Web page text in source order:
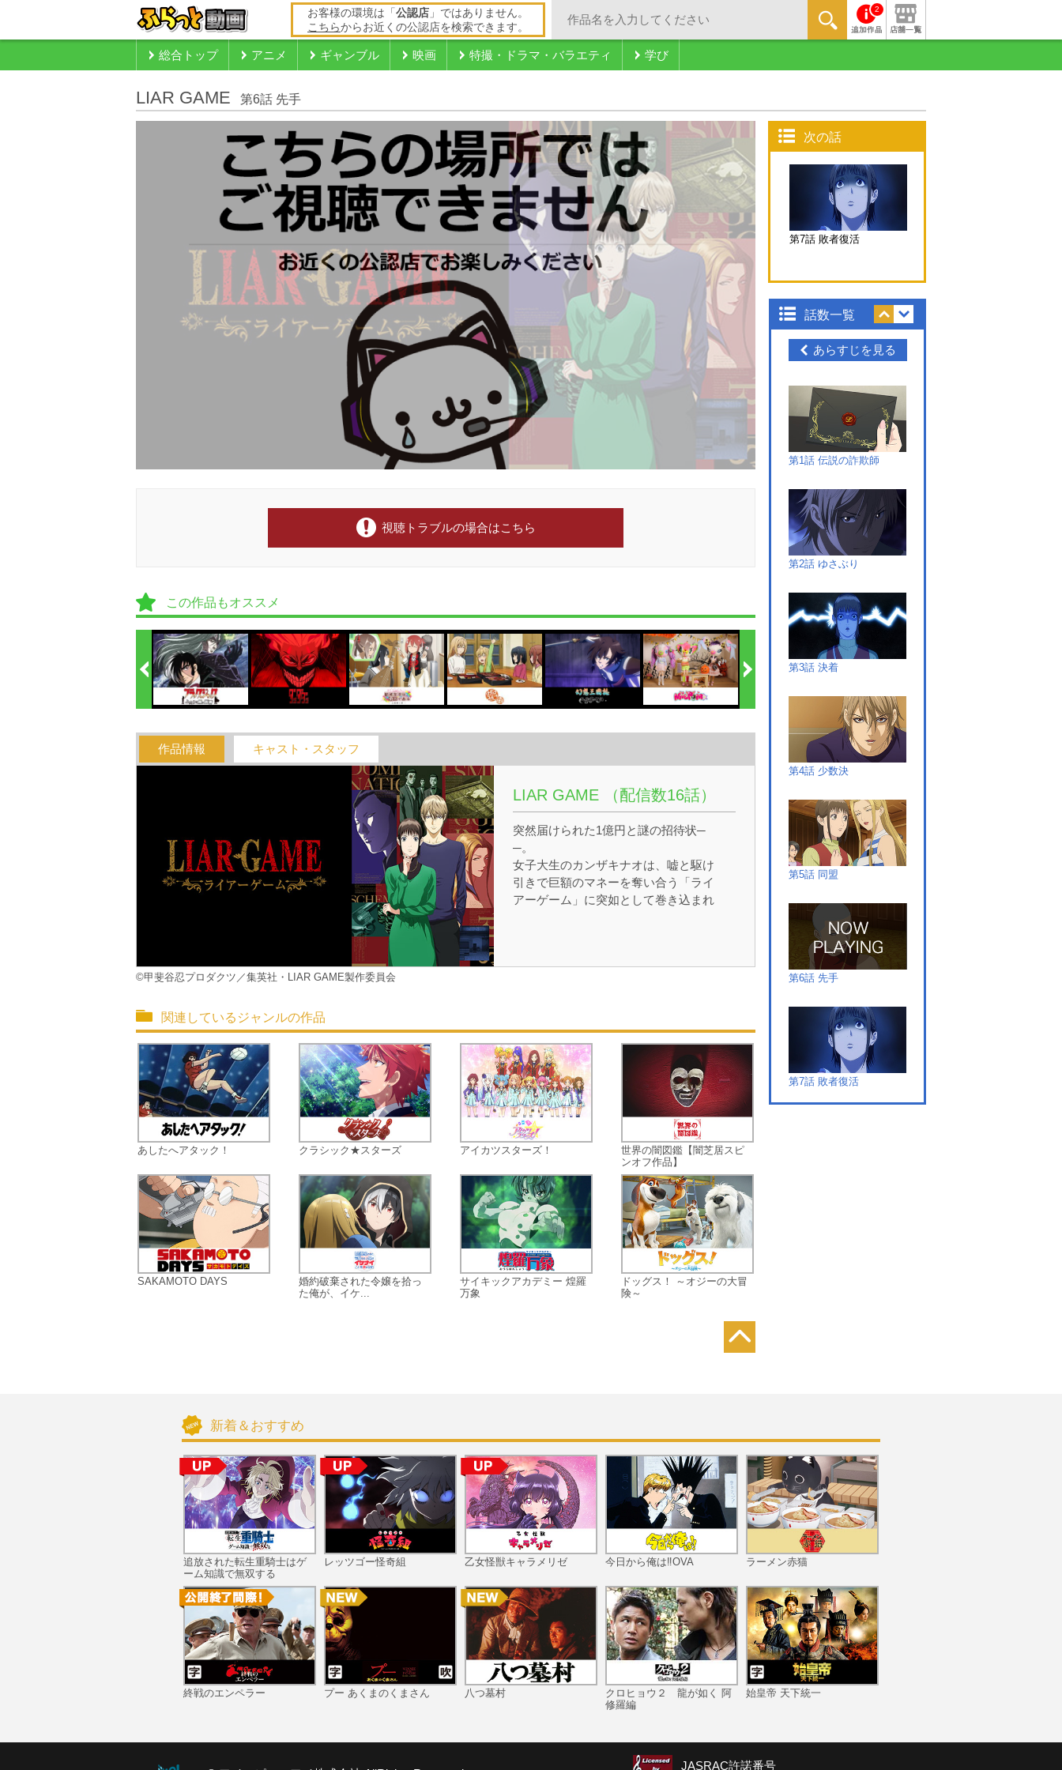
お客様の環境は「 公認店 」ではありません。
こちらからお近くの公認店を検索できます。
2
総合トップ アニメ ギャンブル 映画 特撮・ドラマ・バラエティ 学び
LIAR GAME 第6話 先手
視聴トラブルの場合はこちら
この作品もオススメ
作品情報 キャスト・スタッフ
LIAR GAME （配信数16話）
突然届けられた1億円と謎の招待状─
─。
女子大生のカンザキナオは、嘘と駆け
引きで巨額のマネーを奪い合う「ライ
アーゲーム」に突如として巻き込まれ
窮地に陥る。
天才詐欺師」のアキヤマと共に、ナオ
は異常なゲームの只中へと足を踏み入
れていく。
嘘つきだらけの世界で、正直者は何を
見るのか──。
人間の本質を抉る、究極の心理ゲーム
©甲斐谷忍プロダクツ／集英社・LIAR GAME製作委員会
関連しているジャンルの作品
あしたへアタック！
SAKAMOTO DAYS
クラシック★スターズ
婚約破棄された令嬢を拾っ
た俺が、イケ...
アイカツスターズ！
サイキックアカデミー 煌羅
万象
世界の闇図鑑【闇芝居スピ
ンオフ作品】
ドッグス！ ～オジーの大冒
険～
次の話
第7話 敗者復活
話数一覧
あらすじを見る
第1話 伝説の詐欺師
第2話 ゆさぶり
第3話 決着
第4話 少数決
第5話 同盟
第6話 先手
第7話 敗者復活
第11話 密輸ゲーム
第12話 ヨコヤ
新着＆おすすめ
追放された転生重騎士はゲ
ーム知識で無双する
終戦のエンペラー
レッツゴー怪奇組
プー あくまのくまさん
乙女怪獣キャラメリゼ
八つ墓村
今日から俺は‼OVA
クロヒョウ２ 龍が如く 阿
修羅編
ラーメン赤猫
始皇帝 天下統一
JASRAC許諾番号